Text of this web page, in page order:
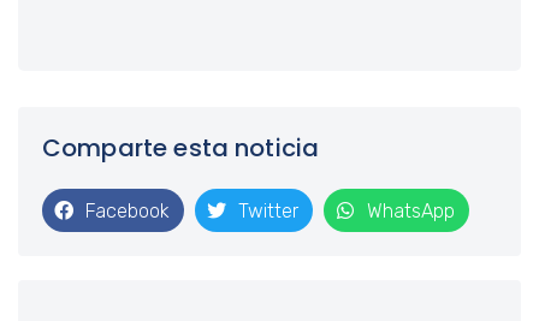
Comparte esta noticia
Facebook Twitter WhatsApp